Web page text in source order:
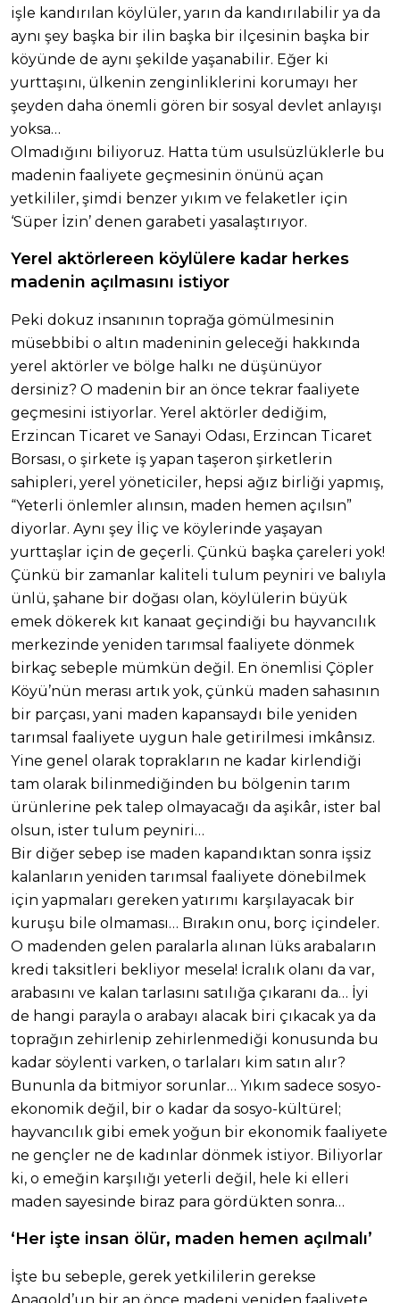
işle kandırılan köylüler, yarın da kandırılabilir ya da
aynı şey başka bir ilin başka bir ilçesinin başka bir
köyünde de aynı şekilde yaşanabilir. Eğer ki
yurttaşını, ülkenin zenginliklerini korumayı her
şeyden daha önemli gören bir sosyal devlet anlayışı
yoksa…
Olmadığını biliyoruz. Hatta tüm usulsüzlüklerle bu
madenin faaliyete geçmesinin önünü açan
yetkililer, şimdi benzer yıkım ve felaketler için
‘Süper İzin’ denen garabeti yasalaştırıyor.
Yerel aktörlereen köylülere kadar herkes
madenin açılmasını istiyor
Peki dokuz insanının toprağa gömülmesinin
müsebbibi o altın madeninin geleceği hakkında
yerel aktörler ve bölge halkı ne düşünüyor
dersiniz? O madenin bir an önce tekrar faaliyete
geçmesini istiyorlar. Yerel aktörler dediğim,
Erzincan Ticaret ve Sanayi Odası, Erzincan Ticaret
Borsası, o şirkete iş yapan taşeron şirketlerin
sahipleri, yerel yöneticiler, hepsi ağız birliği yapmış,
“Yeterli önlemler alınsın, maden hemen açılsın”
diyorlar. Aynı şey İliç ve köylerinde yaşayan
yurttaşlar için de geçerli. Çünkü başka çareleri yok!
Çünkü bir zamanlar kaliteli tulum peyniri ve balıyla
ünlü, şahane bir doğası olan, köylülerin büyük
emek dökerek kıt kanaat geçindiği bu hayvancılık
merkezinde yeniden tarımsal faaliyete dönmek
birkaç sebeple mümkün değil. En önemlisi Çöpler
Köyü’nün merası artık yok, çünkü maden sahasının
bir parçası, yani maden kapansaydı bile yeniden
tarımsal faaliyete uygun hale getirilmesi imkânsız.
Yine genel olarak toprakların ne kadar kirlendiği
tam olarak bilinmediğinden bu bölgenin tarım
ürünlerine pek talep olmayacağı da aşikâr, ister bal
olsun, ister tulum peyniri…
Bir diğer sebep ise maden kapandıktan sonra işsiz
kalanların yeniden tarımsal faaliyete dönebilmek
için yapmaları gereken yatırımı karşılayacak bir
kuruşu bile olmaması… Bırakın onu, borç içindeler.
O madenden gelen paralarla alınan lüks arabaların
kredi taksitleri bekliyor mesela! İcralık olanı da var,
arabasını ve kalan tarlasını satılığa çıkaranı da… İyi
de hangi parayla o arabayı alacak biri çıkacak ya da
toprağın zehirlenip zehirlenmediği konusunda bu
kadar söylenti varken, o tarlaları kim satın alır?
Bununla da bitmiyor sorunlar… Yıkım sadece sosyo-
ekonomik değil, bir o kadar da sosyo-kültürel;
hayvancılık gibi emek yoğun bir ekonomik faaliyete
ne gençler ne de kadınlar dönmek istiyor. Biliyorlar
ki, o emeğin karşılığı yeterli değil, hele ki elleri
maden sayesinde biraz para gördükten sonra…
‘Her işte insan ölür, maden hemen açılmalı’
İşte bu sebeple, gerek yetkililerin gerekse